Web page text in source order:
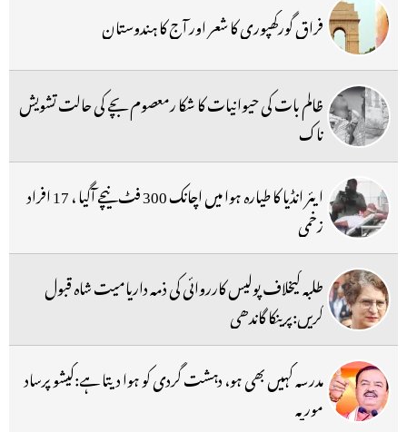
فراق گورکھپوری کا شعر اور آج کا ہندوستان
ظالم بات کی حیوانیات کا شکا رمعصوم بچے کی حالت تشویش
ناک
ایئر انڈیا کا طیارہ ہوا میں اچانک 300 فٹ نیچے آگیا ، 17 افراد
زخمی
طلبہ کیخلاف پولیس کارروائی کی ذمہ داریامیت شاہ قبول
کریں:پرینکا گاندھی
مدرسہ کہیں بھی ہو، دہشت گردی کو ہوا دیتا ہے:کیشو پرساد
موریہ